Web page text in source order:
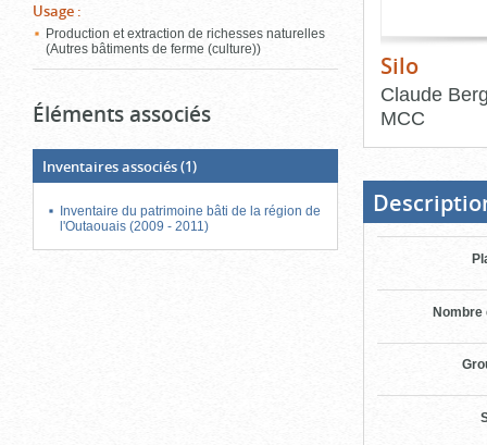
Usage :
Production et extraction de richesses naturelles
(Autres bâtiments de ferme (culture))
Éléments associés
Inventaires associés(1)
Inventaire du patrimoine bâti de la région de
l'Outaouais (2009 - 2011)
Silo
Claude
MCC
bloc
d'onglets
Nombre